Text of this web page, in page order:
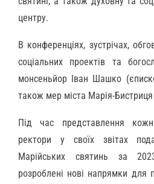
центру.
В конференціях, зустрічах,
соціальних проектів та
монсеньйор Іван Шашко
також мер міста Марія-Бистриця
Під час представлення
ректори у своїх звітах
Марійських святинь за
розроблені нові напрямки для